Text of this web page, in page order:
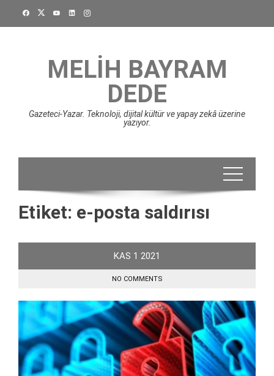
MELIH BAYRAM
DEDE
Gazeteci-Yazar. Teknoloji, dijital kültür ve yapay zekâ üzerine
yazıyor.
Etiket: e-posta saldırısı
KAS 1 2021
NO COMMENTS